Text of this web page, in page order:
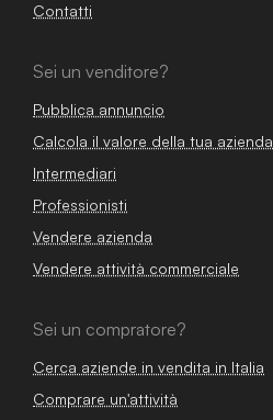
Contatti
Sei un venditore?
Pubblica annuncio
Calcola il valore della tua azienda
Intermediari
Professionisti
Vendere azienda
Vendere attività commerciale
Sei un compratore?
Cerca aziende in vendita in Italia
Comprare un'attività